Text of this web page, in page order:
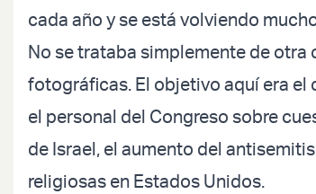
cada año y se está volviendo
No se trataba simplemente de
fotográficas. El objetivo aquí era
el personal del Congreso sobre
de Israel, el aumento del
religiosas en Estados Unidos.